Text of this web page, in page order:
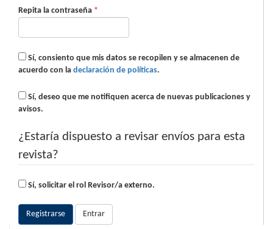
Repita la contraseña *
acuerdo con la declaración de políticas.
avisos.
¿Estaría dispuesto a revisar envíos para esta
revista?
Sí, solicitar el rol Revisor/a externo.
Registrarse Entrar